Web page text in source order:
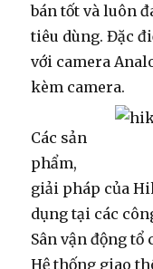
bán tốt và luôn
tiêu dùng. Đặc
với camera
kèm camera.
Các sản
phẩm,
giải pháp của
dụng tại các
Sân vận động
Hệ thống giao